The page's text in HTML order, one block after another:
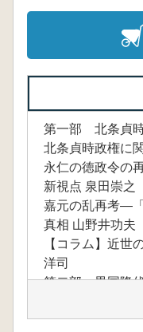
第一部 北条貞
北条貞時政権に
永仁の徳政令の
新視点 泉田崇之
嘉元の乱再考―
真相 山野井功夫
【コラム】近世
洋司
第二部 異国降
「蒙古降伏祈祷
降伏祈祷と政治